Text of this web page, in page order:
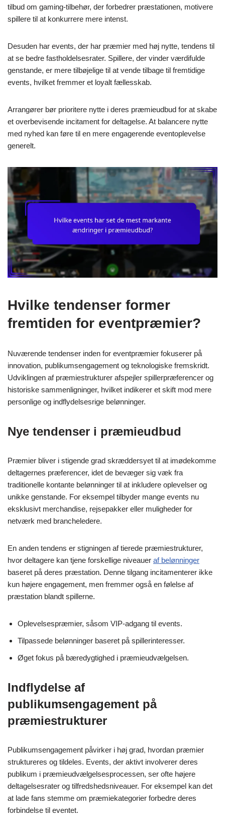
tilbud om gaming-tilbehør, der forbedrer præstationen, motivere
spillere til at konkurrere mere intenst.
Desuden har events, der har præmier med høj nytte, tendens til
at se bedre fastholdelsesrater. Spillere, der vinder værdifulde
genstande, er mere tilbøjelige til at vende tilbage til fremtidige
events, hvilket fremmer et loyalt fællesskab.
Arrangører bør prioritere nytte i deres præmieudbud for at skabe
et overbevisende incitament for deltagelse. At balancere nytte
med nyhed kan føre til en mere engagerende eventoplevelse
generelt.
Hvilke tendenser former
fremtiden for eventpræmier?
Nuværende tendenser inden for eventpræmier fokuserer på
innovation, publikumsengagement og teknologiske fremskridt.
Udviklingen af præmiestrukturer afspejler spillerpræferencer og
historiske sammenligninger, hvilket indikerer et skift mod mere
personlige og indflydelsesrige belønninger.
Nye tendenser i præmieudbud
Præmier bliver i stigende grad skræddersyet til at imødekomme
deltagernes præferencer, idet de bevæger sig væk fra
traditionelle kontante belønninger til at inkludere oplevelser og
unikke genstande. For eksempel tilbyder mange events nu
eksklusivt merchandise, rejsepakker eller muligheder for
netværk med brancheledere.
En anden tendens er stigningen af tierede præmiestrukturer,
hvor deltagere kan tjene forskellige niveauer af belønninger
baseret på deres præstation. Denne tilgang incitamenterer ikke
kun højere engagement, men fremmer også en følelse af
præstation blandt spillerne.
Oplevelsespræmier, såsom VIP-adgang til events.
Tilpassede belønninger baseret på spillerinteresser.
Øget fokus på bæredygtighed i præmieudvælgelsen.
Indflydelse af
publikumsengagement på
præmiestrukturer
Publikumsengagement påvirker i høj grad, hvordan præmier
struktureres og tildeles. Events, der aktivt involverer deres
publikum i præmieudvælgelsesprocessen, ser ofte højere
deltagelsesrater og tilfredshedsniveauer. For eksempel kan det
at lade fans stemme om præmiekategorier forbedre deres
forbindelse til eventet.